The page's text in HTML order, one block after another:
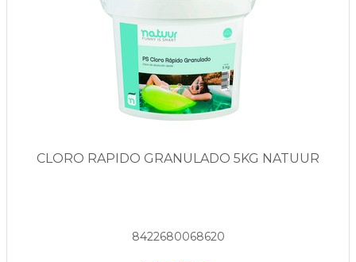
CLORO RAPIDO GRANULADO 5KG NATUUR
8422680068620